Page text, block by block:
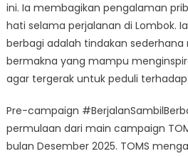
ini. Ia membagikan pengalaman
hati selama perjalanan di Lombok.
berbagi adalah tindakan
bermakna yang mampu
agar tergerak untuk peduli
Pre-campaign
permulaan dari main campaign
bulan Desember 2025. TOMS